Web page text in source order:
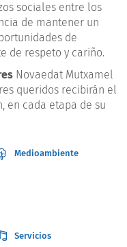
sociales entre los
de mantener un
de
de respeto y cariño.
Novaedat Mutxamel
queridos recibirán el
en cada etapa de su
Medioambiente
Servicios